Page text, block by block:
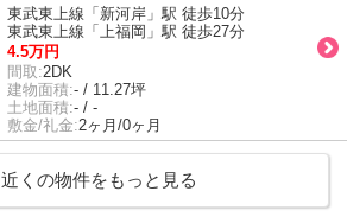
東武東上線「新河岸」駅 徒歩10分
東武東上線「上福岡」駅 徒歩27分
4.5万円
間取:2DK
建物面積:- / 11.27坪
土地面積:- / -
敷金/礼金:2ヶ月/0ヶ月
近くの物件をもっと見る